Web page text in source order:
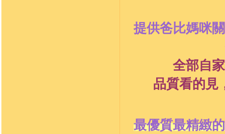
提供爸比媽咪
全部自
品質看的見
最優質最精緻